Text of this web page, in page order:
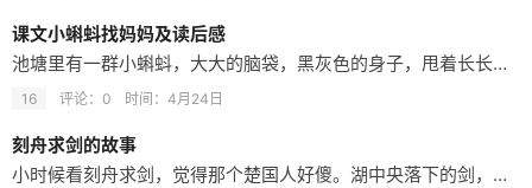
课文小蝌蚪找妈妈及读后感
池塘里有一群小蝌蚪，大大的脑袋，黑灰色的身子，甩着长长的尾巴，快活地游来游去。 小蝌蚪看见鲤鱼妈妈在教小鲤鱼觅食，就迎上去问：“鲤鱼阿姨，我们的妈妈在哪里？”鲤鱼妈妈说：“你们的妈妈有四条腿，宽嘴巴，你们到那边去找吧！” 小蝌蚪游啊游，看见一只大乌龟，有四条腿、宽嘴巴，连忙追上去喊妈妈。乌龟笑着说：“我不是你们的妈妈，你们的妈妈披着绿衣裳，唱起歌来呱呱叫。” 小蝌蚪继续往前游，慢慢长出后腿、又长出…
16 评论：0 时间： 4月24日
刻舟求剑的故事
小时候看刻舟求剑，觉得那个楚国人好傻。湖中央落下的剑，又怎么能在岸边找到呢？我嘲笑他一辈子也找不回剑了。长大以后才明白，在岁月的长河里，多少人一次次的往返某个节点，想找寻失去的东西，但只能站在记忆的船边徘徊，失去的东西永远不会回来，因为你已经不再是曾经的你！刻舟求剑是遗憾，掩耳盗铃是放纵，削足适履是将就，邯郸学步是从众，每一个成语都成了自己的生活，我时常觉得我的所见所闻，不过是温习了一下中国的成语…